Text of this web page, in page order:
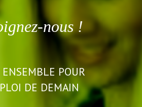
nous !
ENSEMBLE POUR
DE DEMAIN